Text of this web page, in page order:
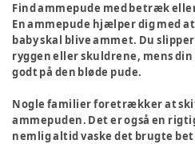
Find ammepude med betræk
En ammepude hjælper dig med
baby skal blive ammet. Du
ryggen eller skuldrene, mens
godt på den bløde pude.
Nogle familier foretrækker at
ammepuden. Det er også en
nemlig altid vaske det brugte